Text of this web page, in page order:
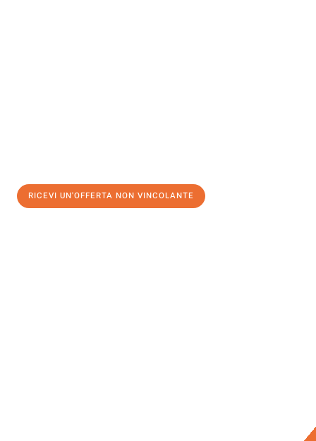
RICEVI UN'OFFERTA NON VINCOLANTE